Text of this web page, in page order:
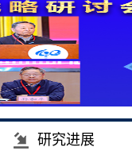
研究进展